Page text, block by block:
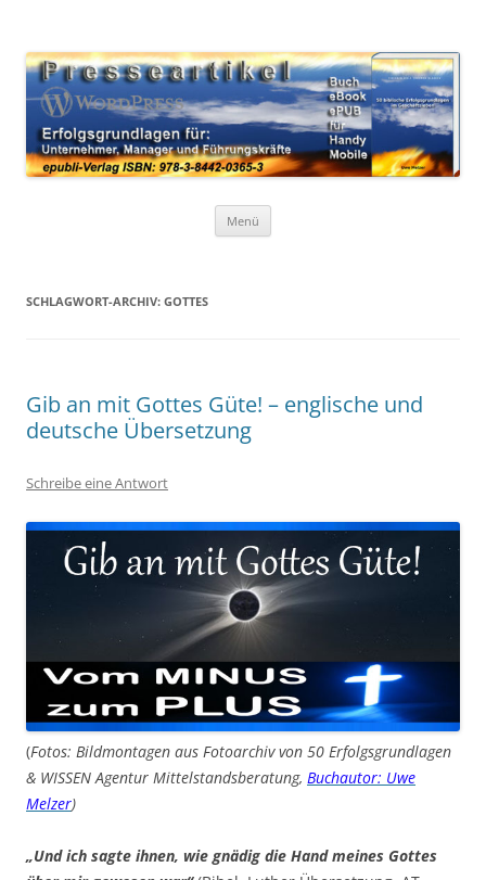
Erfolgsgrundlagen
Menü
SCHLAGWORT-ARCHIV: GOTTES
Gib an mit Gottes Güte! – englische und
deutsche Übersetzung
Schreibe eine Antwort
(Fotos: Bildmontagen aus Fotoarchiv von 50 Erfolgsgrundlagen
& WISSEN Agentur Mittelstandsberatung, Buchautor: Uwe
Melzer)
„Und ich sagte ihnen, wie gnädig die Hand meines Gottes